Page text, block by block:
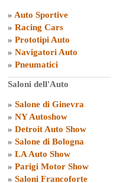
» Auto Sportive
» Racing Cars
» Prototipi Auto
» Navigatori Auto
» Pneumatici
Saloni dell'Auto
» Salone di Ginevra
» NY Autoshow
» Detroit Auto Show
» Salone di Bologna
» LA Auto Show
» Parigi Motor Show
» Saloni Francoforte